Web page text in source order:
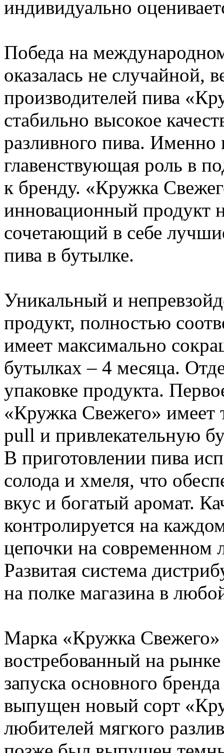
индивидуально
Победа на
оказалась не случайной,
производителей пива
стабильно высокое
разливного пива. Именно
главенствующая роль в
к бренду. «Кружка
инновационный продукт
сочетающий в себе
пива в бутылке.
Уникальный и
продукт, полностью
имеет максимально
бутылках – 4 месяца.
упаковке продукта.
«Кружка Свежего»
pull и привлекательную
В приготовлении пива
солода и хмеля, что
вкус и богатый аромат.
контролируется на
цепочки на современном
Развитая система
на полке магазина в
Марка «Кружка Свежего»
востребованный на
запуска основного
выпущен новый сорт
любителей мягкого